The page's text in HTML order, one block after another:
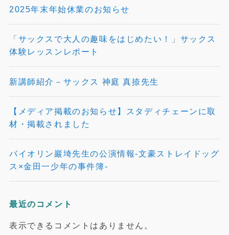
2025年末年始休業のお知らせ
「サックスで大人の趣味をはじめたい！」サックス
体験レッスンレポート
新講師紹介－サックス 神庭 真捺先生
【メディア掲載のお知らせ】スタディチェーンに取
材・掲載されました
バイオリン巖埼先生の公演情報‐文豪ストレイドッグ
ス×金田一少年の事件簿‐
最近のコメント
表示できるコメントはありません。